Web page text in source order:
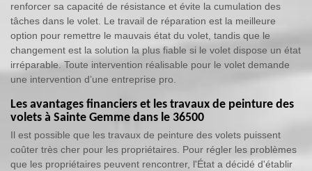
renforcer sa capacité de résistance et évite la cumulation des
tâches dans le volet. Le travail de réparation est la meilleure
option pour remettre le mauvais état du volet, tandis que le
changement est la solution la plus fiable si le volet dispose un état
irréparable. Toute intervention réalisable pour le volet demande
une intervention d’une entreprise pro.
Les avantages financiers et les travaux de peinture des
volets à Sainte Gemme dans le 36500
Il est possible que les travaux de peinture des volets puissent
coûter très cher pour les propriétaires. Pour régler les problèmes
que les propriétaires peuvent rencontrer, l'État a décidé d'établir